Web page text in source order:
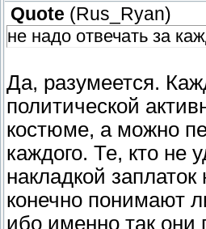
Quote ( Rus_Ryan)
не надо отвечать за
Да, разумеется.
политической
костюме, а можно
каждого. Те, кто не
накладкой
конечно понимают
ибо именно так